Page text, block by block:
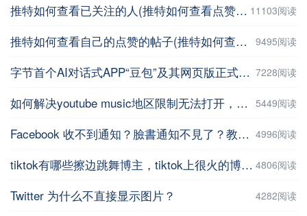
推特如何查看已关注的人(推特如何查看点赞记录) 11103阅读
推特如何查看自己的点赞的帖子(推特如何查看自己的点赞的帖子数量 ) 9495阅读
字节首个AI对话式APP“豆包”及其网页版正式上线 7228阅读
如何解决youtube music地区限制无法打开，并在手机上进行下载操作 5449阅读
Facebook 收不到通知？臉書通知不見了？教你5招輕鬆解決 | iPhoneTipSo 4996阅读
tiktok有哪些擦边跳舞博主，tiktok上很火的博主盘点 4806阅读
Twitter 为什么不直接显示图片？ 4282阅读